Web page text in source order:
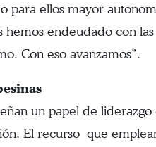
para ellos mayor
hemos endeudado con
Con eso avanzamos”.
un papel de
El recurso que